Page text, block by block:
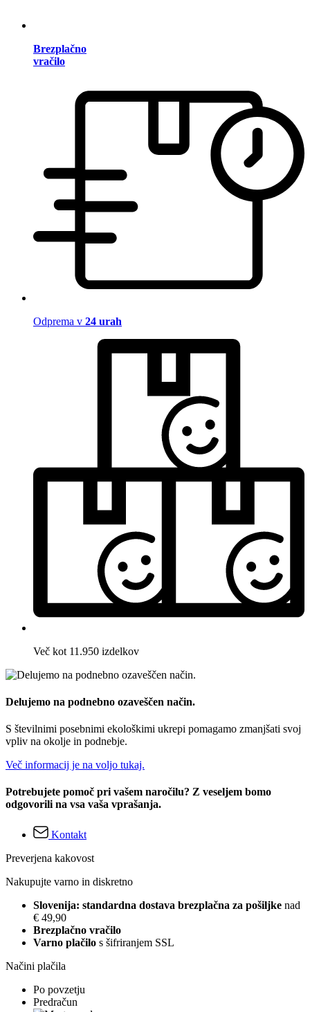
Brezplačno
vračilo
Odprema v 24 urah
Več kot 11.950 izdelkov
Delujemo na podnebno ozaveščen način.
S številnimi posebnimi ekološkimi ukrepi pomagamo zmanjšati svoj
vpliv na okolje in podnebje.
Več informacij je na voljo tukaj.
Potrebujete pomoč pri vašem naročilu? Z veseljem bomo
odgovorili na vsa vaša vprašanja.
Kontakt
Preverjena kakovost
Nakupujte varno in diskretno
Slovenija: standardna dostava brezplačna za pošiljke nad
€ 49,90
Brezplačno vračilo
Varno plačilo s šifriranjem SSL
Načini plačila
Po povzetju
Predračun